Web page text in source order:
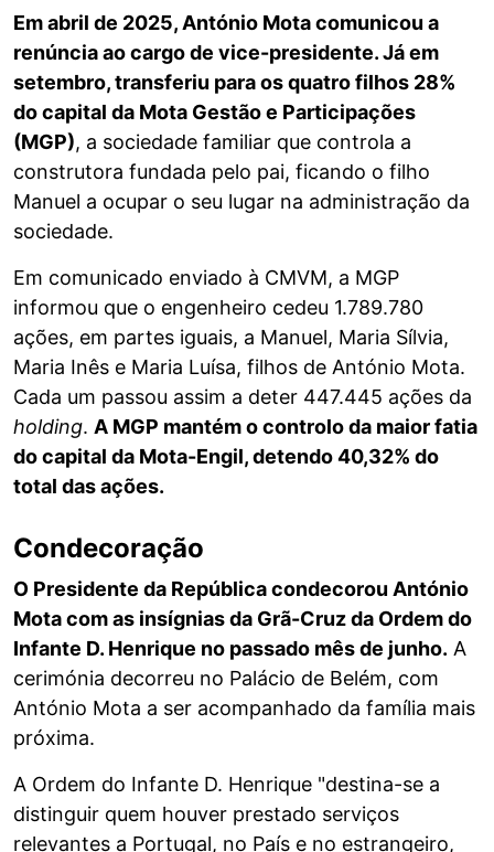
Em abril de 2025, António Mota comunicou a
renúncia ao cargo de vice-presidente. Já em
setembro, transferiu para os quatro filhos 28%
do capital da Mota Gestão e Participações
(MGP), a sociedade familiar que controla a
construtora fundada pelo pai, ficando o filho
Manuel a ocupar o seu lugar na administração da
sociedade.
Em comunicado enviado à CMVM, a MGP
informou que o engenheiro cedeu 1.789.780
ações, em partes iguais, a Manuel, Maria Sílvia,
Maria Inês e Maria Luísa, filhos de António Mota.
Cada um passou assim a deter 447.445 ações da
holding. A MGP mantém o controlo da maior fatia
do capital da Mota-Engil, detendo 40,32% do
total das ações.
Condecoração
O Presidente da República condecorou António
Mota com as insígnias da Grã-Cruz da Ordem do
Infante D. Henrique no passado mês de junho. A
cerimónia decorreu no Palácio de Belém, com
António Mota a ser acompanhado da família mais
próxima.
A Ordem do Infante D. Henrique "destina-se a
distinguir quem houver prestado serviços
relevantes a Portugal, no País e no estrangeiro,